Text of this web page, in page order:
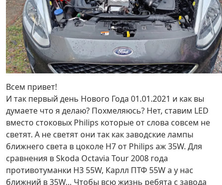
Всем привет!
И так первый день Нового Года 01.01.2021 и как вы
думаете что я делаю? Похмеляюсь? Нет, ставим LED
вместо стоковых Philips которые от слова совсем не
светят. А не светят они так как заводские лампы
ближнего света в цоколе H7 от Philips аж 35W. Для
сравнения в Skoda Octavia Tour 2008 года
противотуманки H3 55W, Карлл ПТФ 55W а у нас
ближний в 35W… Чтобы всю жизнь ребята с завода